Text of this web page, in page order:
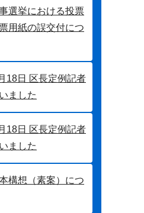
選挙における投票
用紙の誤交付につ
18日 区長定例記者
ました
18日 区長定例記者
ました
構想（素案）につ